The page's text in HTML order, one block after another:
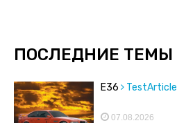
ПОСЛЕДНИЕ
E36
07.08.2026